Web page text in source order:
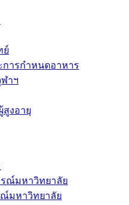
ย์
ารกำหนดอาหาร
าฯ
สูงอายุ
ณ์มหาวิทยาลัย
มหาวิทยาลัย